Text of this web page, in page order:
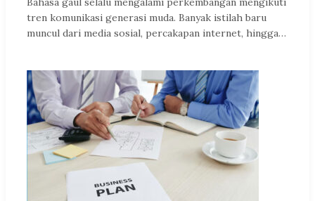
tren komunikasi generasi muda. Banyak istilah baru
muncul dari media sosial, percakapan internet, hingga…